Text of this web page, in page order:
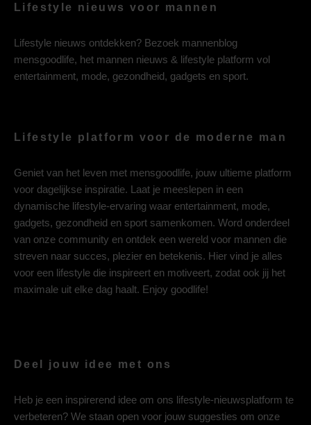
Lifestyle nieuws voor mannen
Lifestyle nieuws ontdekken? Bezoek mannenblog
mensgoodlife, het mannen nieuws & lifestyle platform vol
entertainment, mode, gezondheid, gadgets en sport.
Lifestyle platform voor de moderne man
Geniet van het leven met mensgoodlife, jouw ultieme platform
voor dagelijkse inspiratie. Laat je meeslepen in een
dynamische lifestyle-ervaring waar entertainment, mode,
gadgets, gezondheid en sport samenkomen. Word onderdeel
van onze community en ontdek een wereld voor mannen die
streven naar succes, plezier en betekenis. Hier vind je alles
voor een lifestyle die inspireert en motiveert, zodat ook jij het
maximale uit elke dag haalt. Enjoy goodlife!
Deel jouw idee met ons
Heb je een inspirerend idee om ons lifestyle-nieuwsplatform te
verbeteren? We staan open voor jouw suggesties om onze